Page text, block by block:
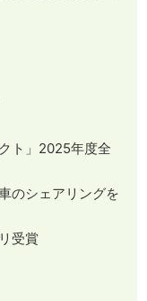
ト」2025年度全
のシェアリングを
受賞